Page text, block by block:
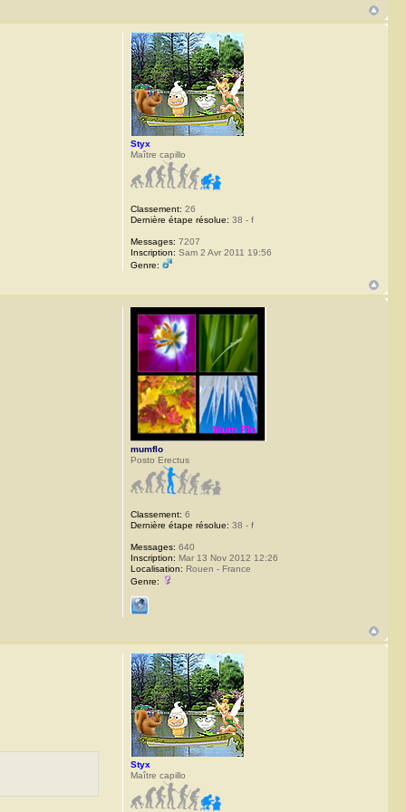
Styx
Maître capillo
Classement: 26
Dernière étape résolue: 38 - f
Messages: 7207
Inscription: Sam 2 Avr 2011 19:56
Genre:
mumflo
Posto Erectus
Classement: 6
Dernière étape résolue: 38 - f
Messages: 640
Inscription: Mar 13 Nov 2012 12:26
Localisation: Rouen - France
Genre:
Styx
Maître capillo